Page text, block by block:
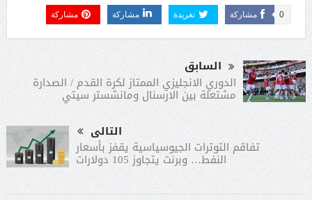
مشاركة 0 تغريدة مشاركة مشاركة
السابق
الدوري الانجليزي الممتاز لكرة القدم / الصدارة
مشتعلة بين الارسنال ومانشستر سيتي
التالى
تفاقم التوترات الجيوسياسية يقفز بأسعار
النفط… وبرنت يتجاوز 105 دولارات